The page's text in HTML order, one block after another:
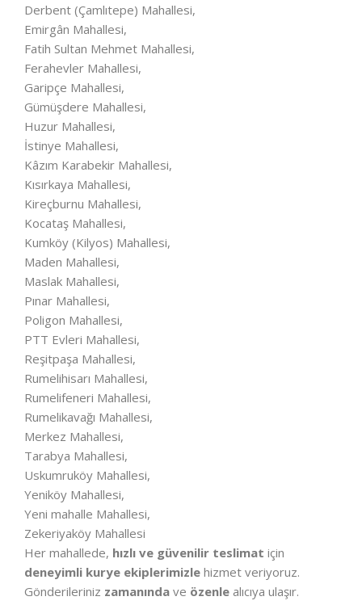
Derbent (Çamlıtepe) Mahallesi,
Emirgân Mahallesi,
Fatih Sultan Mehmet Mahallesi,
Ferahevler Mahallesi,
Garipçe Mahallesi,
Gümüşdere Mahallesi,
Huzur Mahallesi,
İstinye Mahallesi,
Kâzım Karabekir Mahallesi,
Kısırkaya Mahallesi,
Kireçburnu Mahallesi,
Kocataş Mahallesi,
Kumköy (Kilyos) Mahallesi,
Maden Mahallesi,
Maslak Mahallesi,
Pınar Mahallesi,
Poligon Mahallesi,
PTT Evleri Mahallesi,
Reşitpaşa Mahallesi,
Rumelihisarı Mahallesi,
Rumelifeneri Mahallesi,
Rumelikavağı Mahallesi,
Merkez Mahallesi,
Tarabya Mahallesi,
Uskumruköy Mahallesi,
Yeniköy Mahallesi,
Yeni mahalle Mahallesi,
Zekeriyaköy Mahallesi
Her mahallede, hızlı ve güvenilir teslimat için
deneyimli kurye ekiplerimizle hizmet veriyoruz.
Gönderileriniz zamanında ve özenle alıcıya ulaşır.